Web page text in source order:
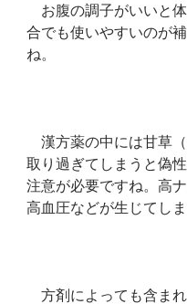
お腹の調子がいいと
合でも使いやすいのが
ね。
漢方薬の中には甘草
取り過ぎてしまうと偽
注意が必要ですね。高
高血圧などが生じてし
方剤によっても含ま